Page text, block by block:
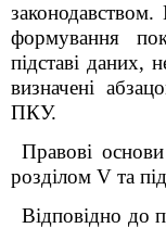
законодавством.
формування
підставі даних,
визначені
ПКУ.
Правові
розділом V та
Відповідно до